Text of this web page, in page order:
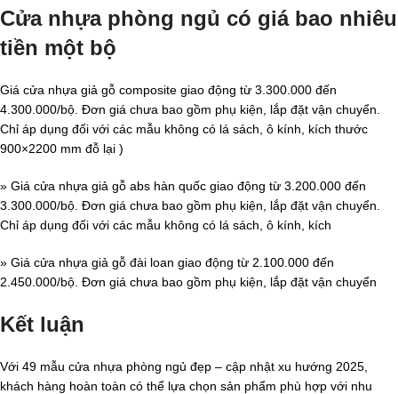
Cửa nhựa phòng ngủ có giá bao nhiêu
tiền một bộ
Giá cửa nhựa giả gỗ composite giao động từ 3.300.000 đến
4.300.000/bộ. Đơn giá chưa bao gồm phụ kiện, lắp đặt vận chuyển.
Chỉ áp dụng đối với các mẫu không có lá sách, ô kính, kích thước
900×2200 mm đỗ lại )
» Giá cửa nhựa giả gỗ abs hàn quốc giao động từ 3.200.000 đến
3.300.000/bộ. Đơn giá chưa bao gồm phụ kiện, lắp đặt vận chuyển.
Chỉ áp dụng đối với các mẫu không có lá sách, ô kính, kích
» Giá cửa nhựa giả gỗ đài loan giao động từ 2.100.000 đến
2.450.000/bộ. Đơn giá chưa bao gồm phụ kiện, lắp đặt vận chuyển
Kết luận
Với 49 mẫu cửa nhựa phòng ngủ đẹp – cập nhật xu hướng 2025,
khách hàng hoàn toàn có thể lựa chọn sản phẩm phù hợp với nhu